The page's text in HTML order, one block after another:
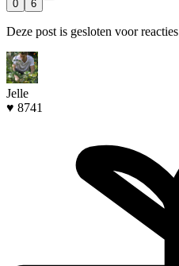
0 6
Deze post is gesloten voor reacties
Jelle
♥ 8741